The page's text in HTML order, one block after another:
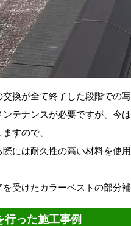
換が全て終了した段階での
テナンスが必要ですが、今
すので、
には耐久性の高い材料を使
受けたカラーベストの部分
行った施工事例